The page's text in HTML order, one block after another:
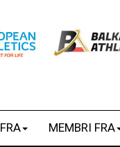
MEMBRI FRA